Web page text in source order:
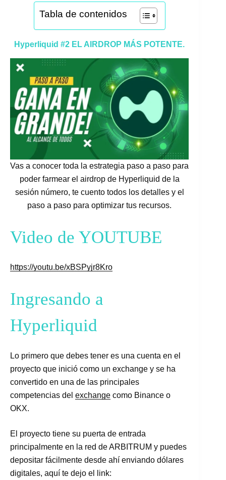
Tabla de contenidos
Hyperliquid #2 EL AIRDROP MÁS POTENTE.
Vas a conocer toda la estrategia paso a paso para
poder farmear el airdrop de Hyperliquid de la
sesión número, te cuento todos los detalles y el
paso a paso para optimizar tus recursos.
Video de YOUTUBE
https://youtu.be/xBSPyjr8Kro
Ingresando a
Hyperliquid
Lo primero que debes tener es una cuenta en el
proyecto que inició como un exchange y se ha
convertido en una de las principales
competencias del exchange como Binance o
OKX.
El proyecto tiene su puerta de entrada
principalmente en la red de ARBITRUM y puedes
depositar fácilmente desde ahí enviando dólares
digitales, aquí te dejo el link: